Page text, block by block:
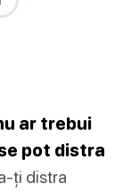
ar trebui
pot distra
ți distra